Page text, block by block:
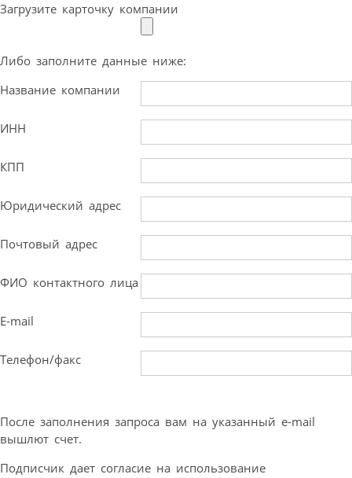
Загрузите карточку компании
Либо заполните данные ниже:
Название компании
ИНН
КПП
Юридический адрес
Почтовый адрес
ФИО контактного лица
E-mail
Телефон/факс
После заполнения запроса вам на указанный e-mail
вышлют счет.
Подписчик дает согласие на использование